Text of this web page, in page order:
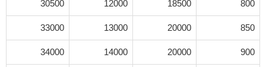
800
18500
12000
30500
850
20000
13000
33000
900
20000
14000
34000